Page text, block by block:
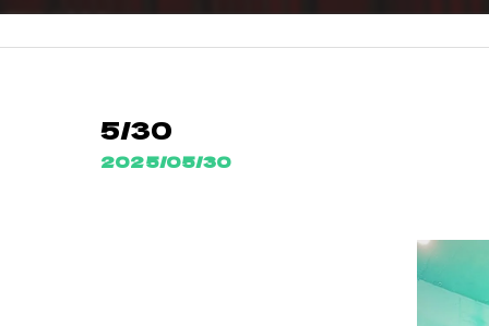
5/30
2025/05/30